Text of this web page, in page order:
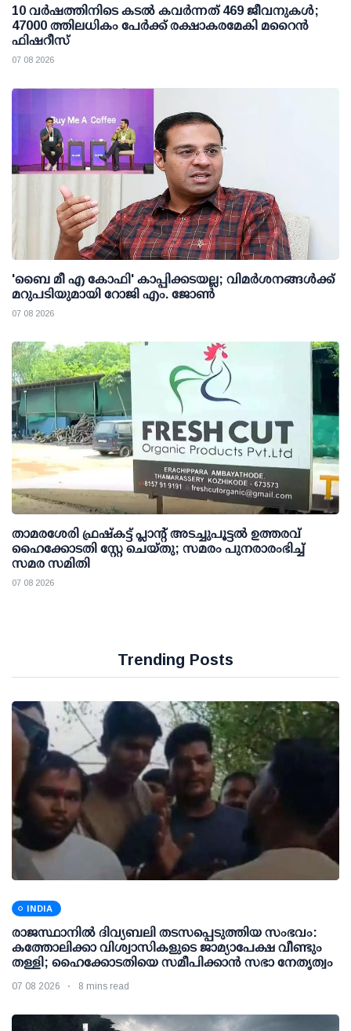
10 വര്‍ഷത്തിനിടെ കടല്‍ കവര്‍ന്നത് 469 ജീവനുകള്‍;
47000 ത്തിലധികം പേര്‍ക്ക് രക്ഷാകരമേകി മറൈന്‍
ഫിഷറീസ്
07 08 2026
'ബൈ മീ എ കോഫി' കാപ്പിക്കടയല്ല; വിമര്‍ശനങ്ങള്‍ക്ക്
മറുപടിയുമായി റോജി എം. ജോണ്‍
07 08 2026
താമരശേരി ഫ്രഷ്കട്ട് പ്ലാന്റ് അടച്ചുപൂട്ടൽ ഉത്തരവ്
ഹൈക്കോടതി സ്റ്റേ ചെയ്തു; സമരം പുനരാരംഭിച്ച്
സമര സമിതി
07 08 2026
Trending Posts
INDIA
രാജസ്ഥാനിൽ ദിവ്യബലി തടസപ്പെടുത്തിയ സംഭവം:
കത്തോലിക്കാ വിശ്വാസികളുടെ ജാമ്യാപേക്ഷ വീണ്ടും
തള്ളി; ഹൈക്കോടതിയെ സമീപിക്കാൻ സഭാ നേതൃത്വം
07 08 2026 8 mins read